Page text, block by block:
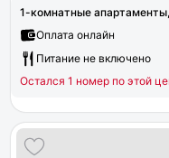
1-комнатные
Оплата онлайн
Питание не включено
Остался 1 номер по этой